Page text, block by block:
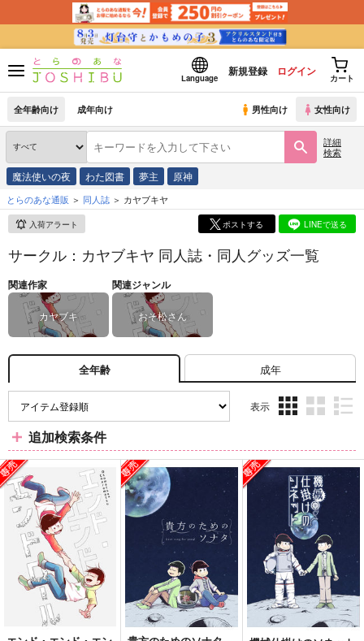
Language
新規登録 ログイン
カート
全年齢向け 成年向け 男性向け 女性向け
詳細
検索
魔法使いの夜 わた図書 夢主 原神
とらのあな通販 同人誌 カヤブキヤ
入荷アラート ポストする LINEで送る
サークル：カヤブキヤ 同人誌・同人グッズ一覧
関連作家
カヤブキ
関連ジャンル
おそ松さん
全年齢 成年
表示
ム
表
示
ム
表
示
ム
表
追加検索条件